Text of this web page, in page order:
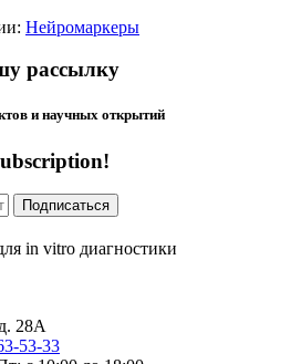
Нейромаркеры
рассылку
и научных открытий
in vitro диагностики
28А
53-33